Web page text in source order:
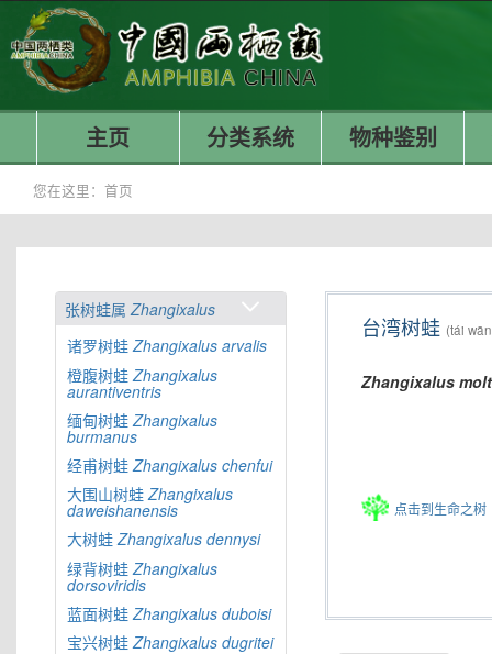
主页 分类系统 物种鉴别
您在这里： 首页
张树蛙属Zhangixalus
诸罗树蛙Zhangixalus arvalis
橙腹树蛙 Zhangixalus
aurantiventris
缅甸树蛙 Zhangixalus
burmanus
经甫树蛙 Zhangixalus chenfui
大围山树蛙Zhangixalus
daweishanensis
大树蛙Zhangixalus dennysi
绿背树蛙 Zhangixalus
dorsoviridis
蓝面树蛙 Zhangixalus duboisi
宝兴树蛙 Zhangixalus dugritei
台湾树蛙 (tái
Zhangixalus
点击到生命之树